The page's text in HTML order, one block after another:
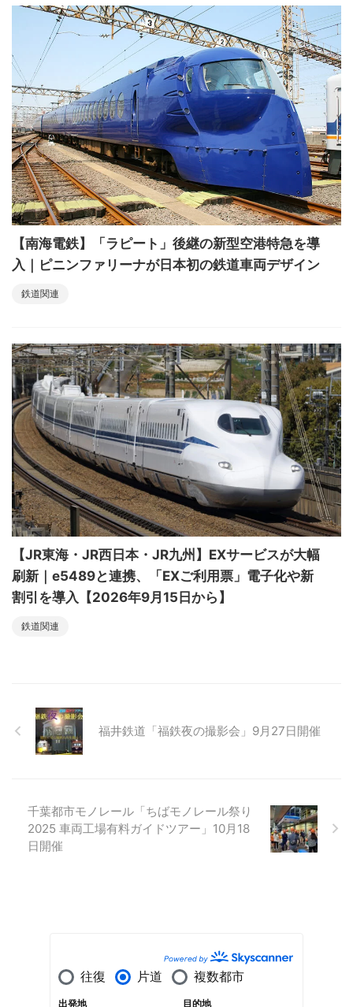
【南海電鉄】「ラピート」後継の新型空港特急を導
入｜ピニンファリーナが日本初の鉄道車両デザイン
鉄道関連
【JR東海・JR西日本・JR九州】EXサービスが大幅
刷新｜e5489と連携、「EXご利用票」電子化や新
割引を導入【2026年9月15日から】
鉄道関連
福井鉄道「福鉄夜の撮影会」9月27日開催
千葉都市モノレール「ちばモノレール祭り
2025 車両工場有料ガイドツアー」10月18
日開催